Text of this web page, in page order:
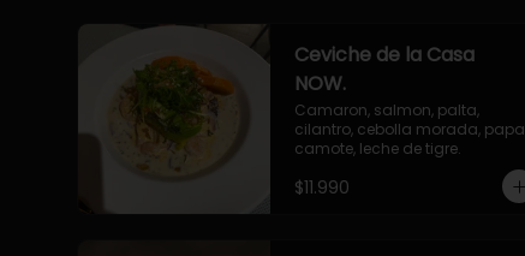
Ceviche de la Casa
NOW.
Camaron, salmon, palta,
cilantro, cebolla morada, papa
camote, leche de tigre.
$11.990